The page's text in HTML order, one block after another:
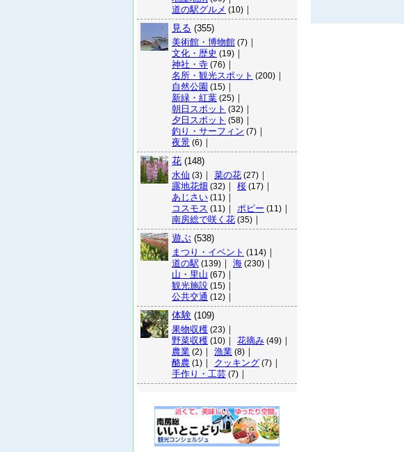
道の駅グルメ (10) ｜
見る (355)
美術館・博物館 (7) ｜
文化・歴史 (19) ｜
神社・寺 (76) ｜
名所・観光スポット (200) ｜
自然公園 (15) ｜
新緑・紅葉 (25) ｜
朝日スポット (32) ｜
夕日スポット (58) ｜
釣り・サーフィン (7) ｜
夜景 (6) ｜
花 (148)
水仙 (3) ｜ 菜の花 (27) ｜
露地花畑 (32) ｜ 桜 (17) ｜
あじさい (11) ｜
コスモス (11) ｜ ポピー (11) ｜
南房総で咲く花 (35) ｜
遊ぶ (538)
まつり・イベント (114) ｜
道の駅 (139) ｜ 海 (230) ｜
山・里山 (67) ｜
観光施設 (15) ｜
公共交通 (12) ｜
体験 (109)
果物収穫 (23) ｜
野菜収穫 (10) ｜ 花摘み (49) ｜
農業 (2) ｜ 漁業 (8) ｜
酪農 (1) ｜ クッキング (7) ｜
手作り・工芸 (7) ｜